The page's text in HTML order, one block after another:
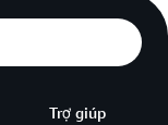
Trợ giúp